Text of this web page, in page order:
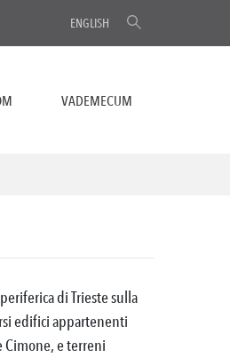
ENGLISH
VADEMECUM
di Trieste sulla
edifici appartenenti
Cimone, e terreni